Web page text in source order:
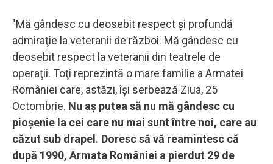
"Mă gândesc cu deosebit respect şi profundă
admiraţie la veteranii de război. Mă gândesc cu
deosebit respect la veteranii din teatrele de
operaţii. Toţi reprezintă o mare familie a Armatei
României care, astăzi, îşi serbează Ziua, 25
Octombrie. Nu aş putea să nu mă gândesc cu
pioşenie la cei care nu mai sunt între noi, care au
căzut sub drapel. Doresc să vă reamintesc că
după 1990, Armata României a pierdut 29 de